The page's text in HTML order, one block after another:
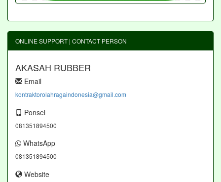
ONLINE SUPPORT | CONTACT PERSON
AKASAH RUBBER
Email
kontraktorolahragaindonesia@gmail.com
Ponsel
081351894500
WhatsApp
081351894500
Website